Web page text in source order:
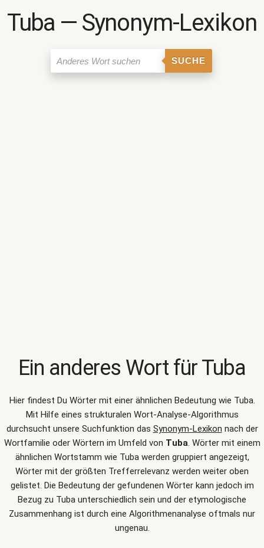
Tuba ― Synonym-Lexikon
SUCHE
Ein anderes Wort fürTuba
Hier findest Du Wörter mit einer ähnlichen Bedeutung wie Tuba.
Mit Hilfe eines strukturalen Wort-Analyse-Algorithmus
durchsucht unsere Suchfunktion das Synonym-Lexikon nach der
Wortfamilie oder Wörtern im Umfeld von Tuba. Wörter mit einem
ähnlichen Wortstamm wie Tuba werden gruppiert angezeigt,
Wörter mit der größten Trefferrelevanz werden weiter oben
gelistet. Die Bedeutung der gefundenen Wörter kann jedoch im
Bezug zu Tuba unterschiedlich sein und der etymologische
Zusammenhang ist durch eine Algorithmenanalyse oftmals nur
ungenau.